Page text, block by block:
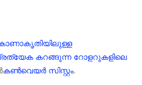
കറങ്ങുന്ന റോളറുകളിലെ
കൺവെയർ സിസ്റ്റം.